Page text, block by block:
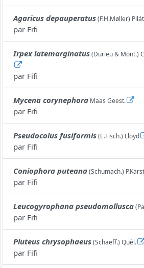
Agaricus depauperatus(F.H.Møller) Pilát
par Fifi
Irpex latemarginatus(Durieu & Mont.)
par Fifi
Mycena corynephora Maas Geest.
par Fifi
Pseudocolus fusiformis(E.Fisch.) Lloyd
par Fifi
Coniophora puteana(Schumach.)
par Fifi
Leucogyrophana pseudomollusca
par Fifi
Pluteus chrysophaeus(Schaeff.) Quél.
par Fifi